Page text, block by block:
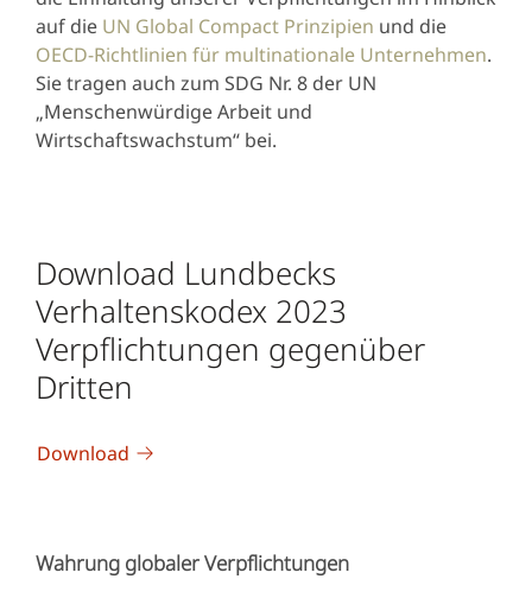
auf die UN Global Compact Prinzipien und die
OECD-Richtlinien für multinationale Unternehmen.
Sie tragen auch zum SDG Nr. 8 der UN
„Menschenwürdige Arbeit und
Wirtschaftswachstum“ bei.
Download Lundbecks
Verhaltenskodex 2023
Verpflichtungen gegenüber
Dritten
Download
Wahrung globaler Verpflichtungen